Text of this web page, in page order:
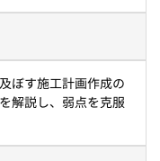
ぼす施工計画作成の
解説し、弱点を克服